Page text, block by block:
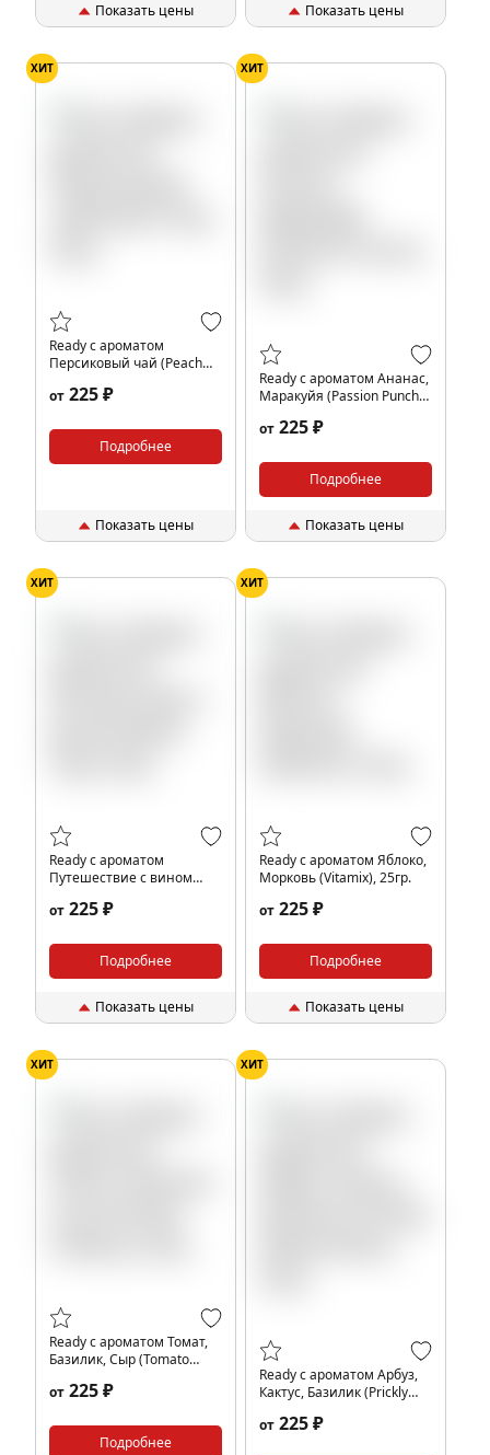
Показать цены Показать цены
ХИТ
Ready с ароматом
Персиковый чай (Peach
от 225 ₽
Подробнее
Показать цены
ХИТ
Ready с ароматом Ананас,
Маракуйя (Passion Punch),
от 225 ₽
Подробнее
Показать цены
ХИТ
Ready с ароматом
Путешествие с вином
от 225 ₽
Подробнее
Показать цены
ХИТ
Ready с ароматом Яблоко,
Морковь (Vitamix), 25гр.
от 225 ₽
Подробнее
Показать цены
ХИТ
Ready с ароматом Томат,
Базилик, Сыр (Tomato
от 225 ₽
Подробнее
ХИТ
Ready с ароматом Арбуз,
Кактус, Базилик (Prickly
от 225 ₽